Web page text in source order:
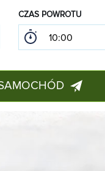
CZAS POWROTU